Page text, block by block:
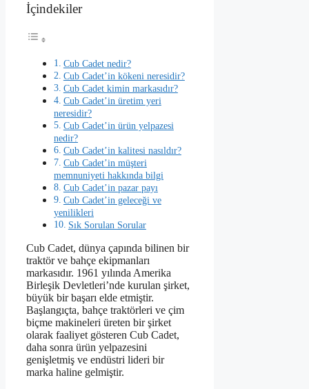
İçindekiler
Cub Cadet nedir?
Cub Cadet’in kökeni neresidir?
Cub Cadet kimin markasıdır?
Cub Cadet’in üretim yeri
neresidir?
Cub Cadet’in ürün yelpazesi
nedir?
Cub Cadet’in kalitesi nasıldır?
Cub Cadet’in müşteri
memnuniyeti hakkında bilgi
Cub Cadet’in pazar payı
Cub Cadet’in geleceği ve
yenilikleri
Sık Sorulan Sorular
Cub Cadet, dünya çapında bilinen bir
traktör ve bahçe ekipmanları
markasıdır. 1961 yılında Amerika
Birleşik Devletleri’nde kurulan şirket,
büyük bir başarı elde etmiştir.
Başlangıçta, bahçe traktörleri ve çim
biçme makineleri üreten bir şirket
olarak faaliyet gösteren Cub Cadet,
daha sonra ürün yelpazesini
genişletmiş ve endüstri lideri bir
marka haline gelmiştir.